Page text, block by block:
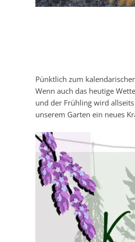
Pünktlich zum
Wenn auch das heutige
und der Frühling wird
unserem Garten ein neues